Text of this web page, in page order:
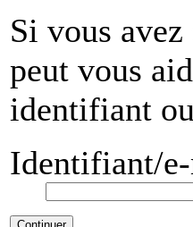
Si vous
peut vous
identifiant
Identifiant/